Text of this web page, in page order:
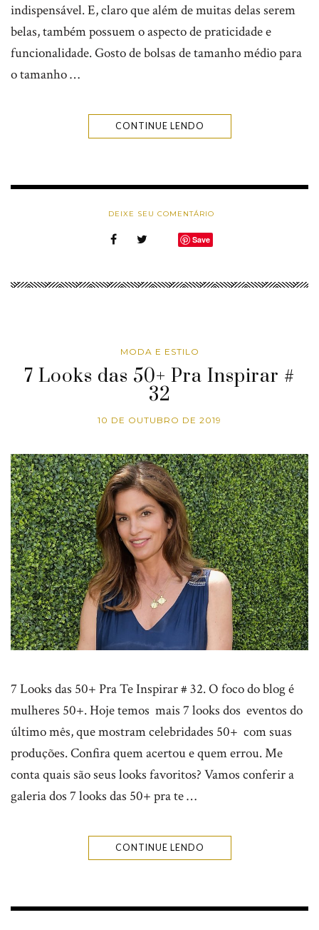
indispensável. E, claro que além de muitas delas serem
belas, também possuem o aspecto de praticidade e
funcionalidade. Gosto de bolsas de tamanho médio para
o tamanho …
CONTINUE LENDO
DEIXE SEU COMENTÁRIO
Save
MODA E ESTILO
7 Looks das 50+ Pra Inspirar #
32
10 DE OUTUBRO DE 2019
7 Looks das 50+ Pra Te Inspirar # 32. O foco do blog é
mulheres 50+. Hoje temos mais 7 looks dos eventos do
último mês, que mostram celebridades 50+ com suas
produções. Confira quem acertou e quem errou. Me
conta quais são seus looks favoritos? Vamos conferir a
galeria dos 7 looks das 50+ pra te …
CONTINUE LENDO